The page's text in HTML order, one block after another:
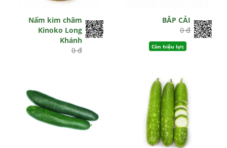
Nấm kim châm
Kinoko Long
Khánh
0 đ
BẮP CẢI
0 đ
Còn hiệu lực